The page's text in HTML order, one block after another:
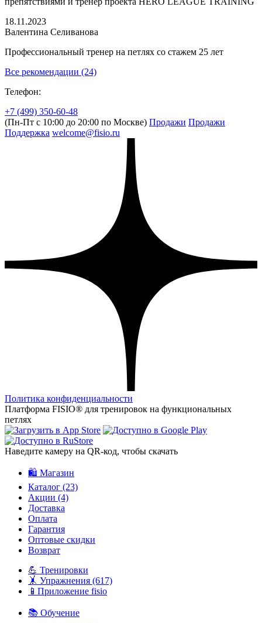
18.11.2023
Валентина Селиванова
Профессиональный тренер на петлях со стажем 25 лет
Все рекомендации (24)
Телефон:
+7 (499) 350-60-48
(Пн-Пт с 10:00 до 20:00 по Москве) Продажи Продажи
Поддержка welcome@fisio.ru
Политика конфиденциальности
Платформа FISIO® для тренировок на функциональных
петлях
Наведите камеру на QR‑код, чтобы скачать
🛍️ Магазин
Каталог (23)
Акции (4)
Доставка
Оплата
Гарантия
Оптовые скидки
Возврат
💪 Тренировки
🤸 Упражнения (617)
📱Приложение fisio
📚 Обучение